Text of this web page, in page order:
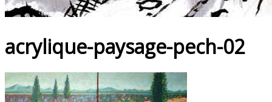
acrylique-paysage-pech-02